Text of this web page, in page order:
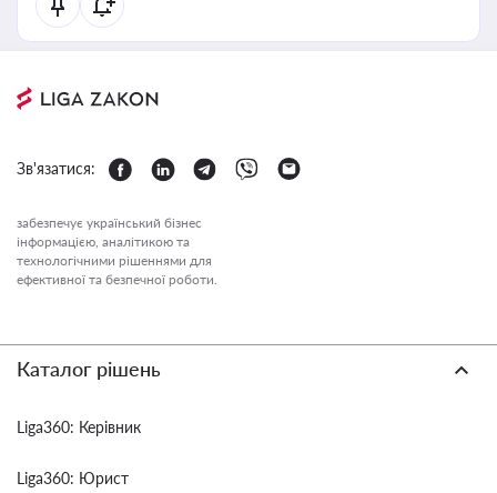
Зв'язатися:
забезпечує український бізнес
інформацією, аналітикою та
технологічними рішеннями для
ефективної та безпечної роботи.
Каталог рішень
Liga360: Керівник
Liga360: Юрист